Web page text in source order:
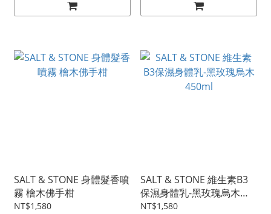
SALT & STONE 身體髮香噴
霧 檜木佛手柑
NT$1,580
SALT & STONE 維生素B3
保濕身體乳-黑玫瑰烏木
450ml
NT$1,580